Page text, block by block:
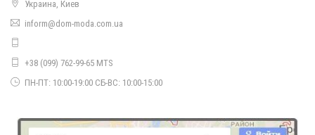
Женская молодежная шапка трикотажная
Украина, Киев
inform@dom-moda.com.ua
+38 (099) 762-99-65 MTS
ПН-ПТ: 10:00-19:00 СБ-ВС: 10:00-15:00